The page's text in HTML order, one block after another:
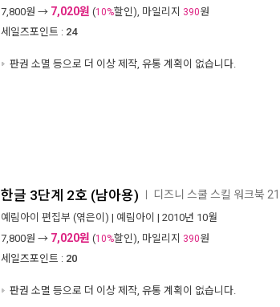
7,800원 → 7,020원 (10%할인), 마일리지 390원
세일즈포인트 : 24
판권 소멸 등으로 더 이상 제작, 유통 계획이 없습니다.
한글 3단계 2호 (남아용) 디즈니 스쿨 스킬 워크북 21
예림아이 편집부 (엮은이) | 예림아이 | 2010년 10월
7,800원 → 7,020원 (10%할인), 마일리지 390원
세일즈포인트 : 20
판권 소멸 등으로 더 이상 제작, 유통 계획이 없습니다.